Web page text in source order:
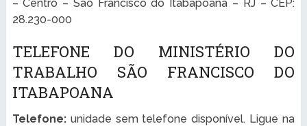
– Centro – São Francisco do Itabapoana – RJ – CEP:
28.230-000
TELEFONE DO MINISTÉRIO DO
TRABALHO SÃO FRANCISCO DO
ITABAPOANA
Telefone:unidade sem telefone disponível. Ligue na